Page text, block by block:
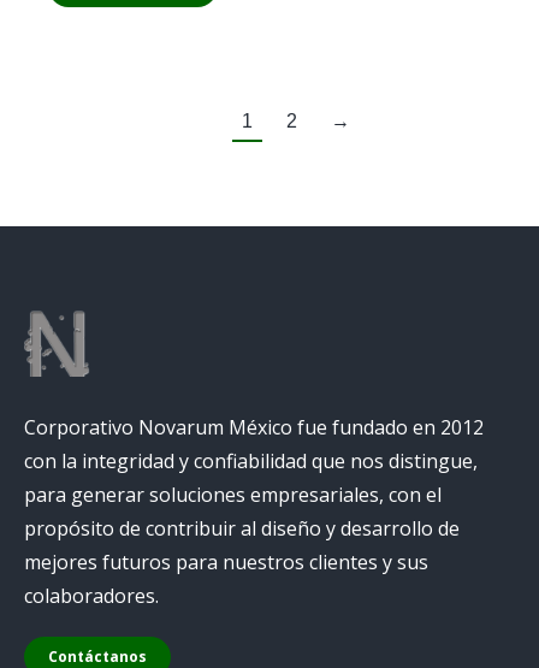
1 2 →
Corporativo Novarum México fue fundado en 2012
con la integridad y confiabilidad que nos distingue,
para generar soluciones empresariales, con el
propósito de contribuir al diseño y desarrollo de
mejores futuros para nuestros clientes y sus
colaboradores.
Contáctanos